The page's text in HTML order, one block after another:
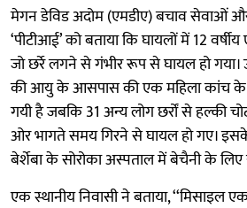
मेगन डेविड अदोम (एमडीए) बचाव सेवाओं और
‘पीटीआई’ को बताया कि घायलों में 12
जो छर्रे लगने से गंभीर रूप से घायल हो गया।
की आयु के आसपास की एक महिला कांच
गयी है जबकि 31 अन्य लोग छर्रों से हल्की
ओर भागते समय गिरने से घायल हो गए।
बेर्शेबा के सोरोका अस्पताल में बेचैनी के लिए
एक स्थानीय निवासी ने बताया, ‘‘मिसाइल